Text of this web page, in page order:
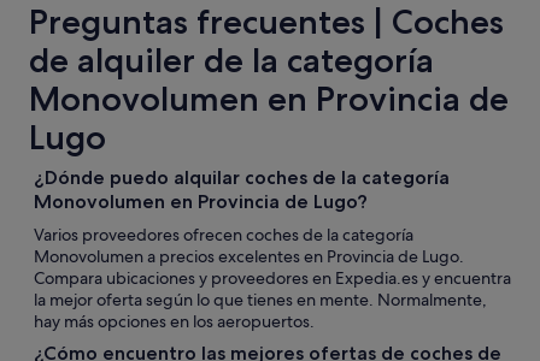
Preguntas frecuentes | Coches
de alquiler de la categoría
Monovolumen en Provincia de
Lugo
¿Dónde puedo alquilar coches de la categoría
Monovolumen en Provincia de Lugo?
Varios proveedores ofrecen coches de la categoría
Monovolumen a precios excelentes en Provincia de Lugo.
Compara ubicaciones y proveedores en Expedia.es y encuentra
la mejor oferta según lo que tienes en mente. Normalmente,
hay más opciones en los aeropuertos.
¿Cómo encuentro las mejores ofertas de coches de